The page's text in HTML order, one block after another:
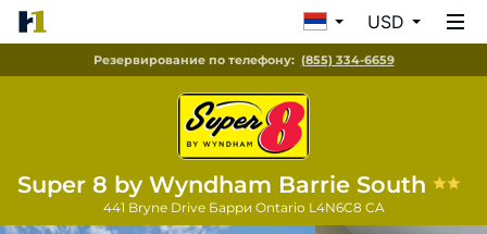
USD
Резервирование по телефону: (855) 334-6659
Super 8 by Wyndham Barrie South
441 Bryne Drive Барри Ontario L4N6C8 CA